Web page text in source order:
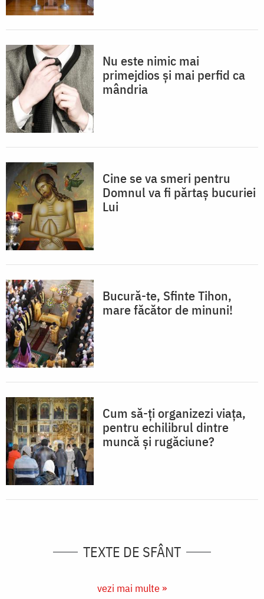
Nu este nimic mai
primejdios şi mai perfid ca
mândria
Cine se va smeri pentru
Domnul va fi părtaș bucuriei
Lui
Bucură-te, Sfinte Tihon,
mare făcător de minuni!
Cum să-ți organizezi viața,
pentru echilibrul dintre
muncă și rugăciune?
TEXTE DE SFÂNT
vezi mai multe »